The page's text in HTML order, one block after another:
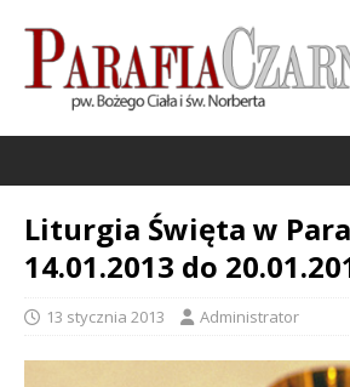
Liturgia Święta w
14.01.2013 do
13 stycznia 2013 Administrator